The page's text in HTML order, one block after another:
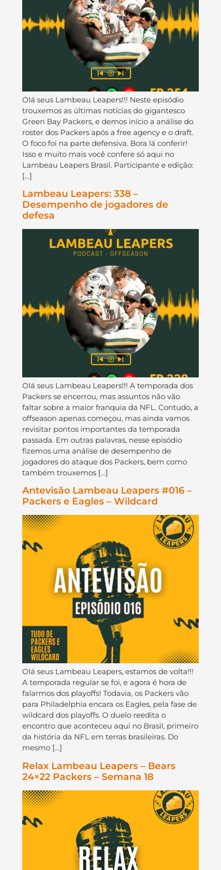
Olá seus Lambeau Leapers!!! Neste episódio
trouxemos as últimas notícias do gigantesco
Green Bay Packers, e demos início a análise do
roster dos Packers após a free agency e o draft.
O foco foi na parte defensiva. Bora lá conferir!
Isso e muito mais você confere só aqui no
Lambeau Leapers Brasil. Participante e edição:
[…]
Lambeau Leapers: 338 –
Desempenho de jogadores de
defesa
Olá seus Lambeau Leapers!!! A temporada dos
Packers se encerrou, mas assuntos não vão
faltar sobre a maior franquia da NFL. Contudo, a
offseason apenas começou, mas ainda vamos
revisitar pontos importantes da temporada
passada. Em outras palavras, nesse episódio
fizemos uma análise de desempenho de
jogadores do ataque dos Packers, bem como
também trouxemos […]
Antevisão Lambeau Leapers #016 –
Packers e Eagles – Wildcard
Olá seus Lambeau Leapers, estamos de volta!!!
A temporada regular se foi, e agora é hora de
falarmos dos playoffs! Todavia, os Packers vão
para Philadelphia encara os Eagles, pela fase de
wildcard dos playoffs. O duelo reedita o
encontro que aconteceu aqui no Brasil, primeiro
da história da NFL em terras brasileiras. Do
mesmo […]
Relax Lambeau Leapers – Bears
24×22 Packers – Semana 18